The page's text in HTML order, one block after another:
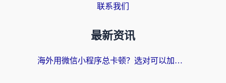
联系我们
最新资讯
海外用微信小程序总卡顿？选对可以加速微信小程序的加速器就够了（含老挝可用&Mac端推荐）